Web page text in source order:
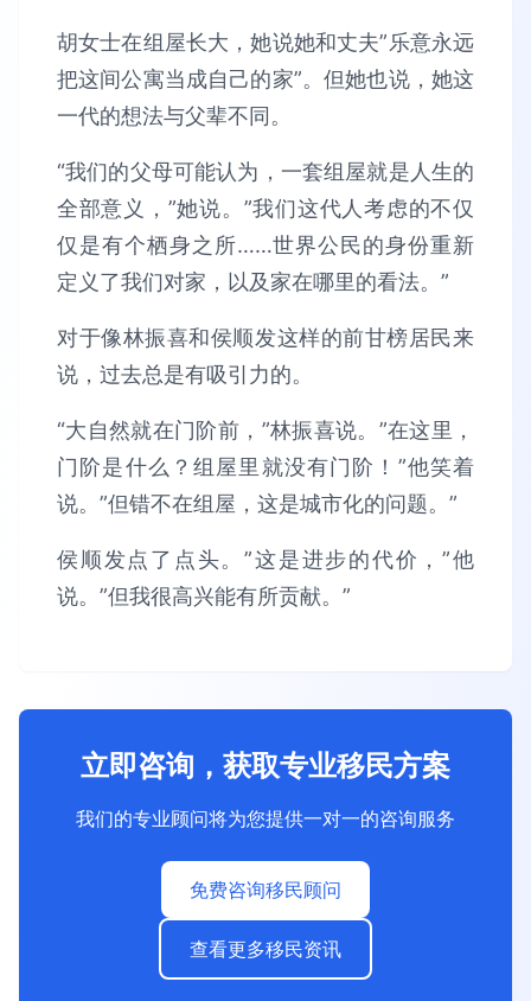
胡女士在组屋长大，她说她和丈夫”乐意永远
把这间公寓当成自己的家”。但她也说，她这
一代的想法与父辈不同。
“我们的父母可能认为，一套组屋就是人生的
全部意义，”她说。”我们这代人考虑的不仅
仅是有个栖身之所……世界公民的身份重新
定义了我们对家，以及家在哪里的看法。”
对于像林振喜和侯顺发这样的前甘榜居民来
说，过去总是有吸引力的。
“大自然就在门阶前，”林振喜说。”在这里，
门阶是什么？组屋里就没有门阶！”他笑着
说。”但错不在组屋，这是城市化的问题。”
侯顺发点了点头。”这是进步的代价，”他
说。”但我很高兴能有所贡献。”
立即咨询，获取专业移民方案
我们的专业顾问将为您提供一对一的咨询服务
免费咨询移民顾问
查看更多移民资讯